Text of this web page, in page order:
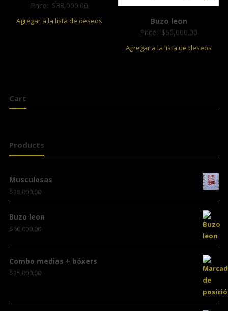
Price: $38,000.00
Agregar a la lista de deseos Buzo leon
Price: $60,000.00
Agregar a la lista de deseos
Cart
Products
Musculosas
$38,000.00
Buzo leon
$60,000.00
Combo medias + bóxers
$35,000.00